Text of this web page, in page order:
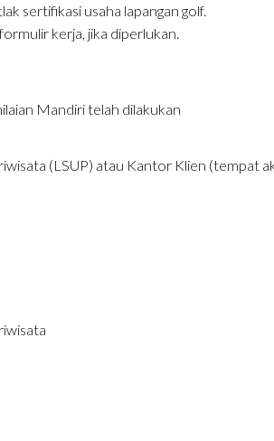
sertifikasi usaha lapangan golf.
kerja, jika diperlukan.
Mandiri telah dilakukan
(LSUP) atau Kantor Klien (tempat